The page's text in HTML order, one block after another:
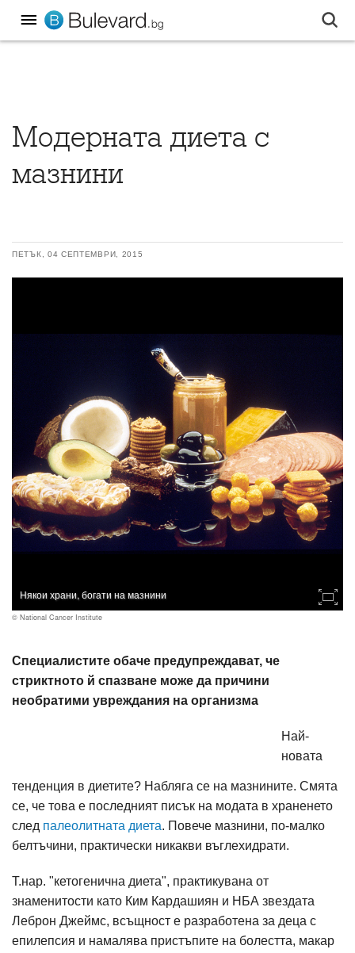
Модерната диета с
мазнини
ПЕТЪК, 04 СЕПТЕМВРИ, 2015
Някои храни, богати на мазнини
© National Cancer Institute
Специалистите обаче предупреждават, че
стриктното й спазване може да причини
необратими увреждания на организма
Най-
новата
тенденция в диетите? Набляга се на мазнините. Смята
се, че това е последният писък на модата в храненето
след палеолитната диета. Повече мазнини, по-малко
белтъчини, практически никакви въглехидрати.
Т.нар. "кетогенична диета", практикувана от
знаменитости като Ким Кардашиян и НБА звездата
Леброн Джеймс, всъщност е разработена за деца с
епилепсия и намалява пристъпите на болестта, макар